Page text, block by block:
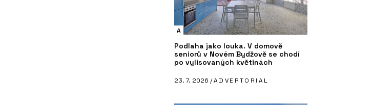
A
Podlaha jako louka. V domově
seniorů v Novém Bydžově se chodí
po vylisovaných květinách
23. 7. 2026 /ADVERTORIAL